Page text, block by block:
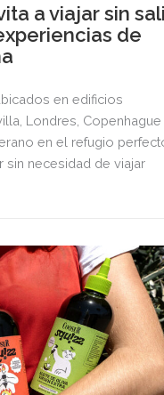
a viajar sin
de
en edificios
Londres,
en el refugio
sin necesidad de viajar